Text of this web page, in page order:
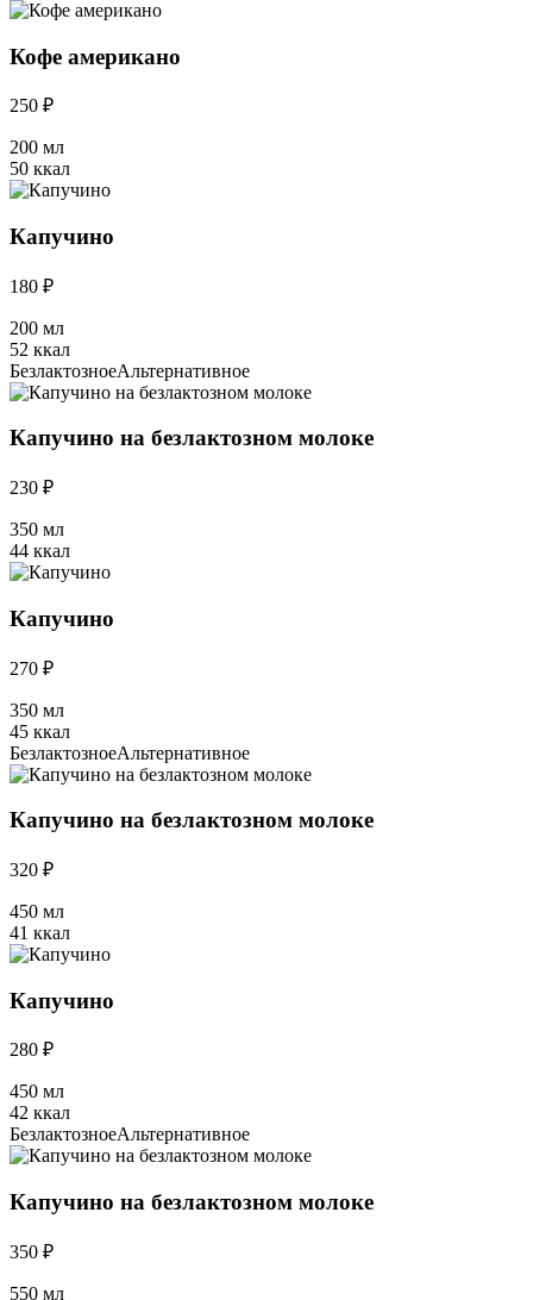
Кофе американо
250 ₽
200 мл
50 ккал
Капучино
180 ₽
200 мл
52 ккал
БезлактозноеАльтернативное
Капучино на безлактозном молоке
230 ₽
350 мл
44 ккал
Капучино
270 ₽
350 мл
45 ккал
БезлактозноеАльтернативное
Капучино на безлактозном молоке
320 ₽
450 мл
41 ккал
Капучино
280 ₽
450 мл
42 ккал
БезлактозноеАльтернативное
Капучино на безлактозном молоке
350 ₽
550 мл